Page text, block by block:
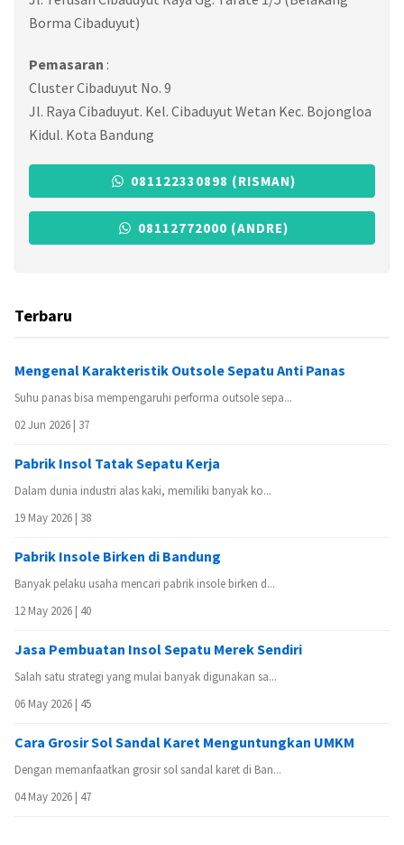
Borma Cibaduyut)
Pemasaran :
Cluster Cibaduyut No. 9
Jl. Raya Cibaduyut. Kel. Cibaduyut Wetan Kec. Bojongloa
Kidul. Kota Bandung
081122330898 (RISMAN)
08112772000 (ANDRE)
Terbaru
Mengenal Karakteristik Outsole Sepatu Anti Panas
Suhu panas bisa mempengaruhi performa outsole sepa...
02 Jun 2026 | 37
Pabrik Insol Tatak Sepatu Kerja
Dalam dunia industri alas kaki, memiliki banyak ko...
19 May 2026 | 38
Pabrik Insole Birken di Bandung
Banyak pelaku usaha mencari pabrik insole birken d...
12 May 2026 | 40
Jasa Pembuatan Insol Sepatu Merek Sendiri
Salah satu strategi yang mulai banyak digunakan sa...
06 May 2026 | 45
Cara Grosir Sol Sandal Karet Menguntungkan UMKM
Dengan memanfaatkan grosir sol sandal karet di Ban...
04 May 2026 | 47